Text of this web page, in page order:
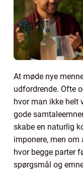
At møde nye
udfordrende. Ofte
hvor man ikke helt
gode
skabe en naturlig
imponere, men
hvor begge parter
spørgsmål og